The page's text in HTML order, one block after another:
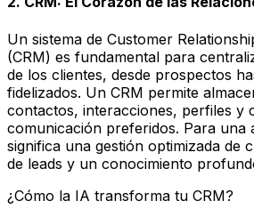
Un sistema de Customer
(CRM) es fundamental para
de los clientes, desde prospectos
fidelizados. Un CRM permite
contactos, interacciones, perfiles y
comunicación preferidos. Para una
significa una gestión optimizada de
de leads y un conocimiento
¿Cómo la IA transforma tu CRM?